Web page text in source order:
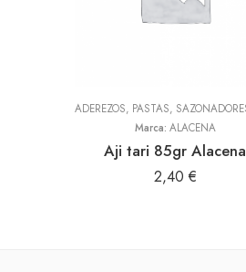
Marca: ALACENA
Aji tari 85gr Alacena
2,40 €